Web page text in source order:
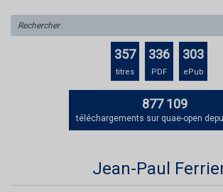
sur
le
357
titres
336
PDF
303
ePub
877 109
téléchargements sur quae-open
Jean-Paul